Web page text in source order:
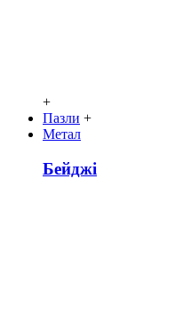
+
Пазли +
Метал
Бейджі